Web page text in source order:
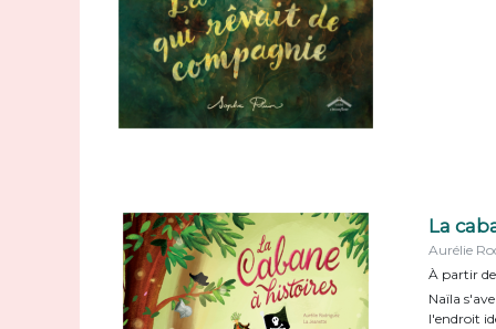
La
Aurélie
À partir
Naïla
l'endroit